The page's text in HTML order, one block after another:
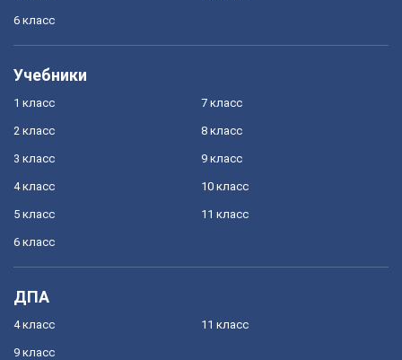
6 класс
Учебники
1 класс
2 класс
3 класс
4 класс
5 класс
6 класс
7 класс
8 класс
9 класс
10 класс
11 класс
ДПА
4 класс
9 класс
11 класс